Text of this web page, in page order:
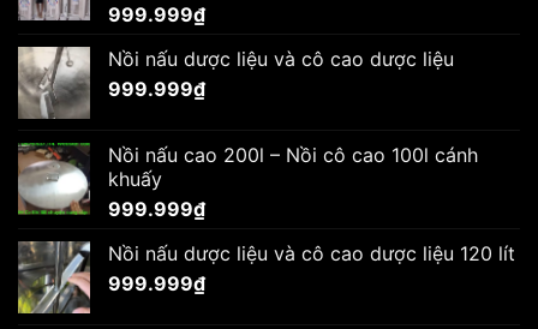
999.999₫
Nồi nấu dược liệu và cô cao dược liệu
999.999₫
Nồi nấu cao 200l – Nồi cô cao 100l cánh
khuấy
999.999₫
Nồi nấu dược liệu và cô cao dược liệu 120 lít
999.999₫